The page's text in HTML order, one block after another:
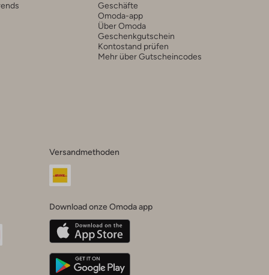
Geschäfte
Omoda-app
Über Omoda
Geschenkgutschein
Kontostand prüfen
Mehr über Gutscheincodes
Versandmethoden
Download onze Omoda app